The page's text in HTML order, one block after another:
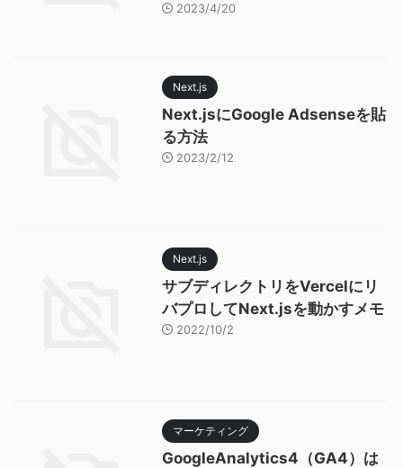
2023/4/20
Next.js
Next.jsにGoogle Adsenseを貼
る方法
2023/2/12
Next.js
サブディレクトリをVercelにリ
バプロしてNext.jsを動かすメモ
2022/10/2
マーケティング
GoogleAnalytics4（GA4）は